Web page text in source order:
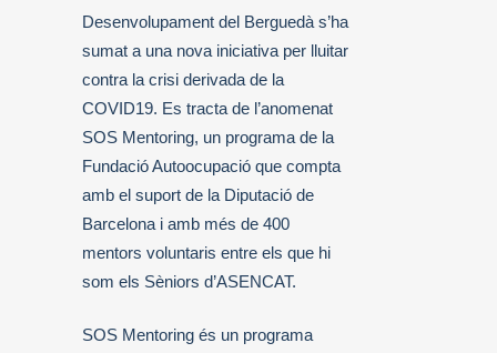
Desenvolupament del Berguedà s’ha
sumat a una nova iniciativa per lluitar
contra la crisi derivada de la
COVID19. Es tracta de l’anomenat
SOS Mentoring, un programa de la
Fundació Autoocupació que compta
amb el suport de la Diputació de
Barcelona i amb més de 400
mentors voluntaris entre els que hi
som els Sèniors d’ASENCAT.
SOS Mentoring és un programa